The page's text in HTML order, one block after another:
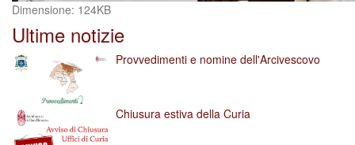
Clicca
per
vedere
l'immagine
alle
dimensioni
originali…
Dimensione: 124KB
Ultime notizie
Provvedimenti e nomine dell'Arcivescovo
Chiusura estiva della Curia